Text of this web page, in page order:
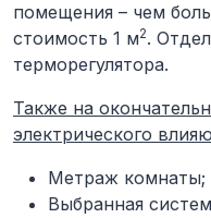
помещения – чем
стоимость 1 м2.
терморегулятора.
Также на
электрического
Метраж комнаты;
Выбранная